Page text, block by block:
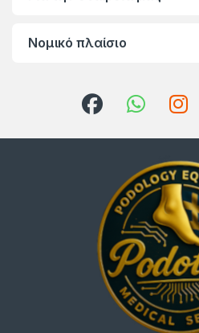
Νομικό πλαίσιο